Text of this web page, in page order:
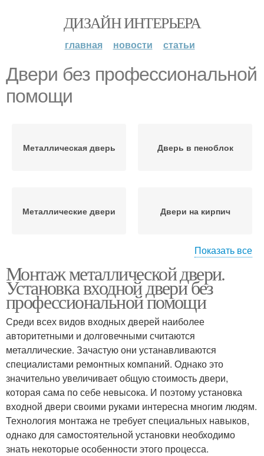
ДИЗАЙН ИНТЕРЬЕРА
главная новости статьи
Двери без профессиональной
помощи
Металлическая дверь Дверь в пеноблок
Металлические двери Двери на кирпич
Двери в частном доме Дверь в частный дом
Двери в дом Уличная дверь
Входные двери
Двери в кирпичном
доме
Показать все
Монтаж металлической двери.
Установка входной двери без
профессиональной помощи
Среди всех видов входных дверей наиболее
авторитетными и долговечными считаются
металлические. Зачастую они устанавливаются
специалистами ремонтных компаний. Однако это
значительно увеличивает общую стоимость двери,
которая сама по себе невысока. И поэтому установка
входной двери своими руками интересна многим людям.
Технология монтажа не требует специальных навыков,
однако для самостоятельной установки необходимо
знать некоторые особенности этого процесса.